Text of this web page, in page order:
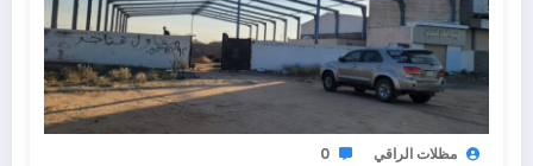
مظلات الراقي 0